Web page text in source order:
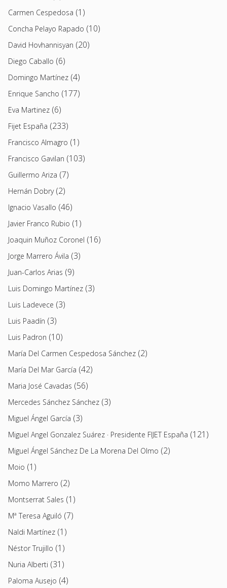
Carmen Cespedosa (1)
Concha Pelayo Rapado (10)
David Hovhannisyan (20)
Diego Caballo (6)
Domingo Martínez (4)
Enrique Sancho (177)
Eva Martinez (6)
Fijet España (233)
Francisco Almagro (1)
Francisco Gavilan (103)
Guillermo Ariza (7)
Hernán Dobry(2)
Ignacio Vasallo (46)
Javier Franco Rubio (1)
Joaquin Muñoz Coronel (16)
Jorge Marrero Ávila (3)
Juan-Carlos Arias (9)
Luis Domingo Martínez (3)
Luis Ladevece (3)
Luis Paadín (3)
Luis Padron (10)
María Del Carmen Cespedosa Sánchez (2)
María Del Mar García (42)
Maria José Cavadas (56)
Mercedes Sánchez Sánchez (3)
Miguel Ángel García (3)
Miguel Angel Gonzalez Suárez · Presidente FIJET España (121)
Miguel Ángel Sánchez De La Morena Del Olmo (2)
Moio (1)
Momo Marrero (2)
Montserrat Sales (1)
Mª Teresa Aguiló (7)
Naldi Martínez (1)
Néstor Trujillo (1)
Nuria Alberti (31)
Paloma Ausejo (4)